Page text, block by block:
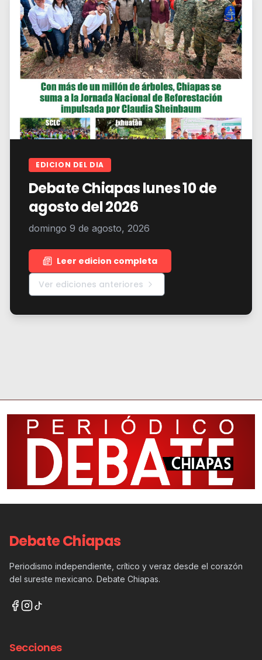
EDICION DEL DIA
Debate Chiapas lunes 10 de
agosto del 2026
domingo 9 de agosto, 2026
Leer edicion completa
Ver ediciones anteriores
Debate Chiapas
Periodismo independiente, crítico y veraz desde el corazón
del sureste mexicano. Debate Chiapas.
Secciones